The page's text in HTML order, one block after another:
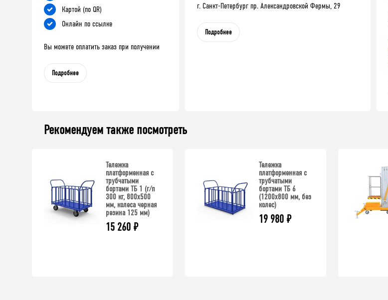
Картой (по QR)
Онлайн по ссылке
Вы можете оплатить заказ при получении
Подробнее
г. Санкт-Петербург пр. Александровской Фермы, 29
Подробнее
Рекомендуем также посмотреть
Тележка
платформенная с
трубчатыми
бортами ТБ 1 (г/п
300 кг, 800x500
мм, колеса черная
резина 125 мм)
15 260 ₽
Тележка
платформенная с
трубчатыми
бортами ТБ 6
(1200x800 мм, без
колес)
19 980 ₽